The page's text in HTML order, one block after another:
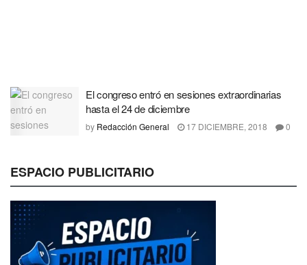
El congreso entró en sesiones extraordinarias
hasta el 24 de diciembre
by Redacción General 17 DICIEMBRE, 2018 0
ESPACIO PUBLICITARIO